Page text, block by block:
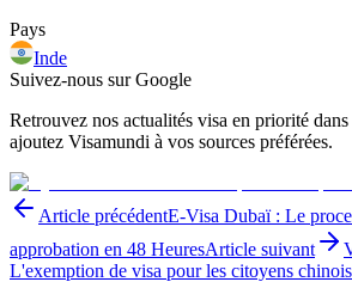
Pays
Inde
Suivez-nous sur Google
Retrouvez nos actualités visa en priorité
ajoutez Visamundi à vos sources préférées.
Article précédentE-Visa Dubaï : Le
approbation en 48 HeuresArticle suivant
L'exemption de visa pour les citoyens